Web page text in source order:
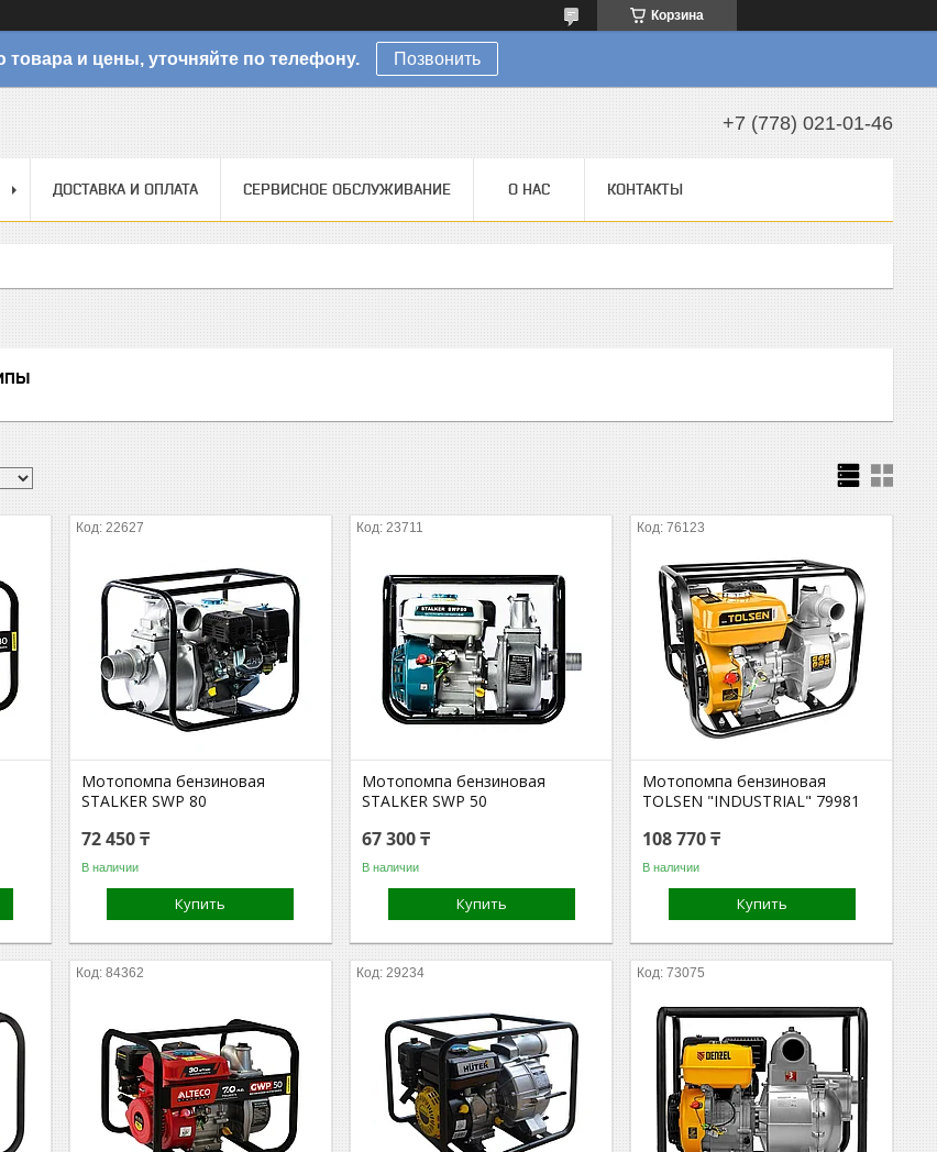
Корзина
товара и цены, уточняйте по телефону. Позвонить
+7 (778) 021-01-46
ДОСТАВКА И ОПЛАТА СЕРВИСНОЕ ОБСЛУЖИВАНИЕ О НАС КОНТАКТЫ
22627
Мотопомпа бензиновая
STALKER SWP 80
72 450 ₸
В наличии
Купить
23711
Мотопомпа бензиновая
STALKER SWP 50
67 300 ₸
В наличии
Купить
76123
Мотопомпа бензиновая
TOLSEN "INDUSTRIAL" 79981
108 770 ₸
В наличии
Купить
84362 29234 73075